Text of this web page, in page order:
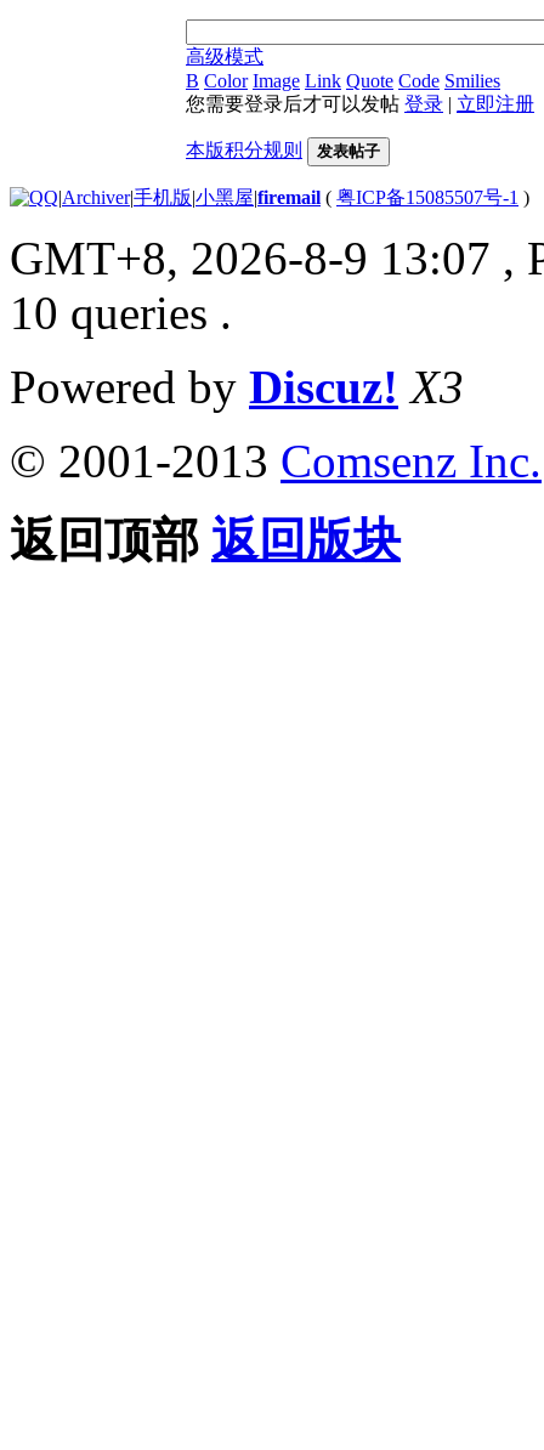
高级模式
B Color Image Link Quote Code Smilies
您需要登录后才可以发帖 登录 | 立即注册
本版积分规则 发表帖子
|Archiver|手机版|小黑屋|firemail ( 粤ICP备15085507号-1 )
GMT+8, 2026-8-9 13:07 ,
10 queries .
Powered by Discuz! X3
© 2001-2013 Comsenz Inc.
返回顶部 返回版块